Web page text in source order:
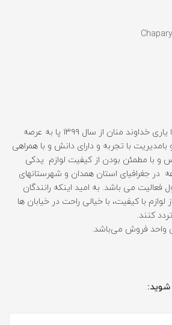
شرکت پخش چاپار یدک با یاری خداوند منان از سال ۱۳۹۹ پا به عرصه
بامدیریت با تجربه و دارای دانش و با همراهی
و با مطمئن بودن از کیفیت لوازم یدکی
جغرافیای استان همدان و شهرستانهای
می باشد. به امید اینکه رانندگان
لوازم با کیفیت، با خیالی راحت در خیابان ها
کنند.
شوید: